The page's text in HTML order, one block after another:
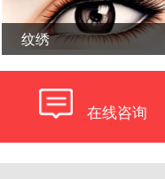
纹绣新闻活动
在线咨询